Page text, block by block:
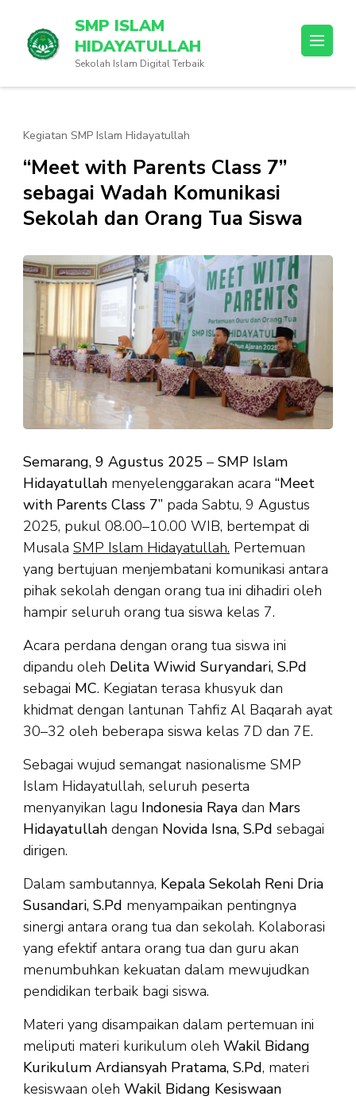
SMP ISLAM
HIDAYATULLAH
Sekolah Islam Digital Terbaik
Kegiatan SMP Islam Hidayatullah
“Meet with Parents Class 7”
sebagai Wadah Komunikasi
Sekolah dan Orang Tua Siswa
Semarang, 9 Agustus 2025 – SMP Islam
Hidayatullah menyelenggarakan acara “Meet
with Parents Class 7” pada Sabtu, 9 Agustus
2025, pukul 08.00–10.00 WIB, bertempat di
Musala SMP Islam Hidayatullah. Pertemuan
yang bertujuan menjembatani komunikasi antara
pihak sekolah dengan orang tua ini dihadiri oleh
hampir seluruh orang tua siswa kelas 7.
Acara perdana dengan orang tua siswa ini
dipandu oleh Delita Wiwid Suryandari, S.Pd
sebagai MC. Kegiatan terasa khusyuk dan
khidmat dengan lantunan Tahfiz Al Baqarah ayat
30–32 oleh beberapa siswa kelas 7D dan 7E.
Sebagai wujud semangat nasionalisme SMP
Islam Hidayatullah, seluruh peserta
menyanyikan lagu Indonesia Raya dan Mars
Hidayatullah dengan Novida Isna, S.Pd sebagai
dirigen.
Dalam sambutannya, Kepala Sekolah Reni Dria
Susandari, S.Pd menyampaikan pentingnya
sinergi antara orang tua dan sekolah. Kolaborasi
yang efektif antara orang tua dan guru akan
menumbuhkan kekuatan dalam mewujudkan
pendidikan terbaik bagi siswa.
Materi yang disampaikan dalam pertemuan ini
meliputi materi kurikulum oleh Wakil Bidang
Kurikulum Ardiansyah Pratama, S.Pd, materi
kesiswaan oleh Wakil Bidang Kesiswaan